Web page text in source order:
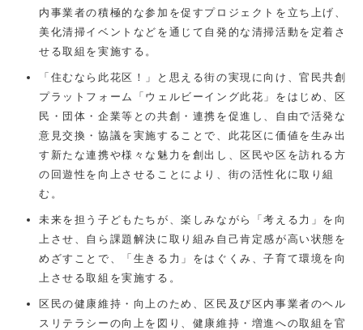
内事業者の積極的な参加を促すプロジェクトを立ち上げ、
美化清掃イベントなどを通じて自発的な清掃活動を定着さ
せる取組を実施する。
「住むなら此花区！」と思える街の実現に向け、官民共創
プラットフォーム「ウェルビーイング此花」をはじめ、区
民・団体・企業等との共創・連携を促進し、自由で活発な
意見交換・協議を実施することで、此花区に価値を生み出
す新たな連携や様々な魅力を創出し、区民や区を訪れる方
の回遊性を向上させることにより、街の活性化に取り組
む。
未来を担う子どもたちが、楽しみながら「考える力」を向
上させ、自ら課題解決に取り組み自己肯定感が高い状態を
めざすことで、「生きる力」をはぐくみ、子育て環境を向
上させる取組を実施する。
区民の健康維持・向上のため、区民及び区内事業者のヘル
スリテラシーの向上を図り、健康維持・増進への取組を官